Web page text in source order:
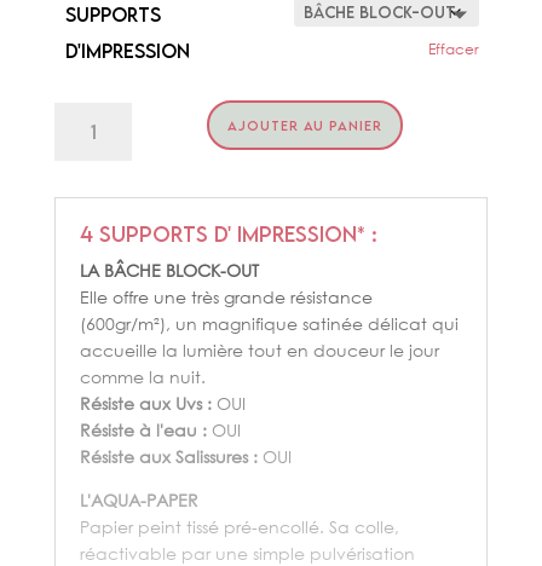
Supports
d'impression
Effacer
AJOUTER AU PANIER
4 supports d' impression* :
LA BÂCHE BLOCK-OUT
Elle offre une très grande résistance
(600gr/m²), un magnifique satinée délicat qui
accueille la lumière tout en douceur le jour
comme la nuit.
Résiste aux Uvs :OUI
Résiste à l'eau :OUI
Résiste aux Salissures :OUI
L'AQUA-PAPER
Papier peint tissé pré-encollé. Sa colle,
réactivable par une simple pulvérisation